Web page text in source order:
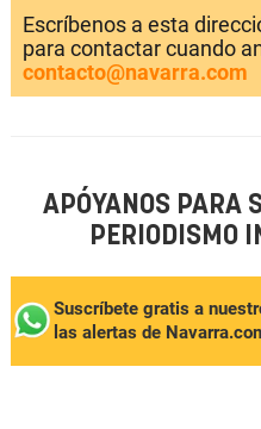
Escríbenos a esta
para contactar cuando
contacto@navarra.com
APÓYANOS PARA
PERIODISMO
Suscríbete gratis a
las alertas de